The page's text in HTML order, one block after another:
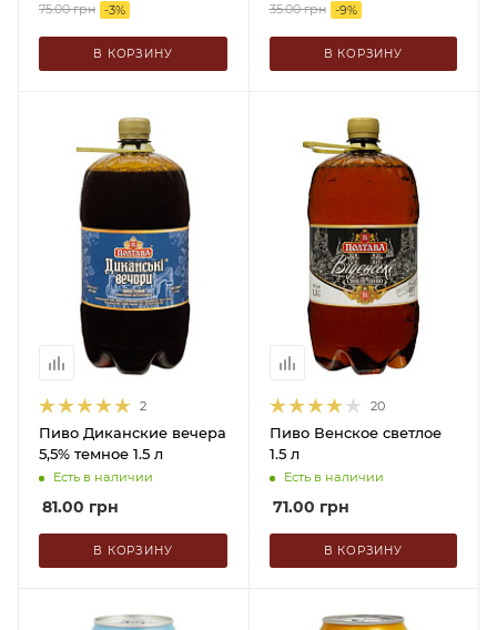
75.00грн -3%
В КОРЗИНУ
35.00грн -9%
В КОРЗИНУ
2
Пиво Диканские вечера
5,5% темное 1.5 л
Есть в наличии
81.00 грн
В КОРЗИНУ
20
Пиво Венское светлое
1.5 л
Есть в наличии
71.00 грн
В КОРЗИНУ